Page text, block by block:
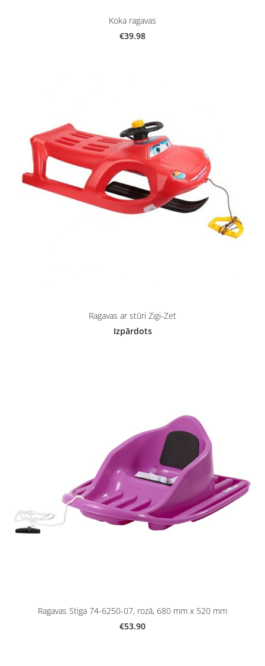
Koka ragavas
€39.98
Ragavas ar stūri Zigi-Zet
Izpārdots
Ragavas Stiga 74-6250-07, rozā, 680 mm x 520 mm
€53.90